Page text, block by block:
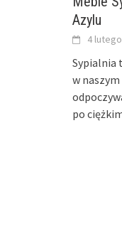
Azylu
4
Sypialnia
w
po